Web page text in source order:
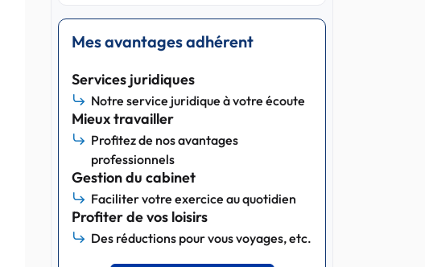
Mes avantages adhérent
Services juridiques
Notre service juridique à votre écoute
Mieux travailler
Profitez de nos avantages
professionnels
Gestion du cabinet
Faciliter votre exercice au quotidien
Profiter de vos loisirs
Des réductions pour vous voyages, etc.